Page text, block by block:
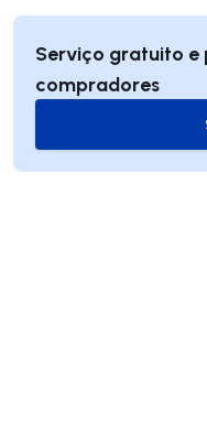
Serviço gratuito
compradores